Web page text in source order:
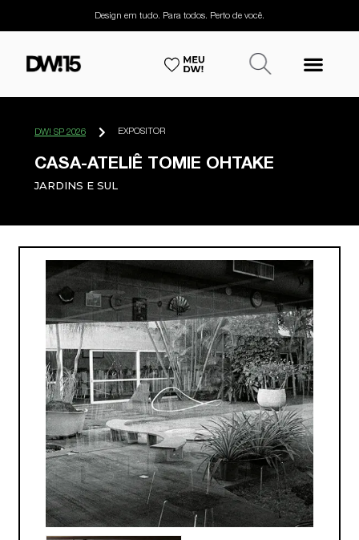
Design em tudo. Para todos. Perto de você.
DW! SP 2026 EXPOSITOR
CASA-ATELIÊ TOMIE OHTAKE
JARDINS E SUL